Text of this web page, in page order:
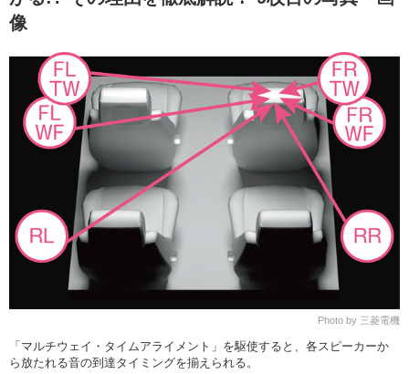
その他
カーグッズニュース
アクセスランキング
像
Photo by 三菱電機
「マルチウェイ・タイムアライメント」を駆使すると、各スピーカーか
ら放たれる音の到達タイミングを揃えられる。